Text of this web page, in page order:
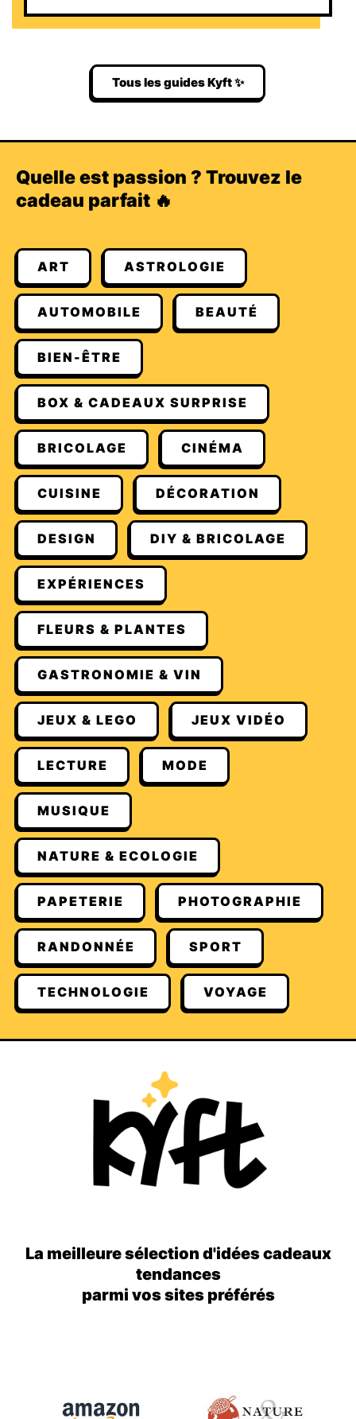
Tous les guides Kyft ✨
Quelle est passion ? Trouvez le
cadeau parfait 🔥
ART ASTROLOGIE
AUTOMOBILE BEAUTÉ
BIEN-ÊTRE
BOX & CADEAUX SURPRISE
BRICOLAGE CINÉMA
CUISINE DÉCORATION
DESIGN DIY & BRICOLAGE
EXPÉRIENCES
FLEURS & PLANTES
GASTRONOMIE & VIN
JEUX & LEGO JEUX VIDÉO
LECTURE MODE
MUSIQUE
NATURE & ECOLOGIE
PAPETERIE PHOTOGRAPHIE
RANDONNÉE SPORT
TECHNOLOGIE VOYAGE
La meilleure sélection d'idées cadeaux
tendances
parmi vos sites préférés